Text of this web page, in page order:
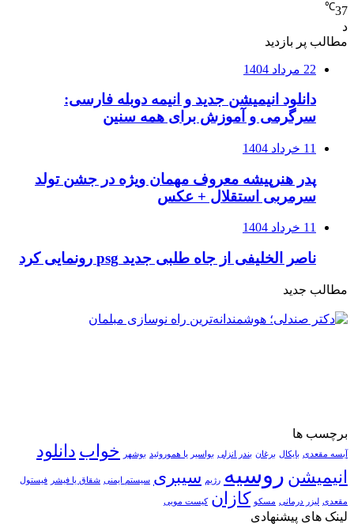
37
℃
د
مطالب پر بازدید
22 مرداد 1404
دانلود انیمیشن جدید و انیمه دوبله فارسی:
سرگرمی و آموزش برای همه سنین
11 خرداد 1404
پدر هنرپیشه معروف مهمان ویژه در جشن تولد
سرمربی استقلال + عکس
11 خرداد 1404
ناصر الخلیفی از جاه طلبی جدید psg رونمایی کرد
مطالب جدید
برچسب ها
آبسه مقعدی بایکال برغان بندر انزلی بواسیر یا هموروئید بوشهر خواب دانلود
انیمیشن روسیه رژیم سیبری سیستم ایمنی شقاق یا فیشر فیستول
مقعدی لیزر درمانی مسکو کازان کیست مویی
لینک های پیشنهادی